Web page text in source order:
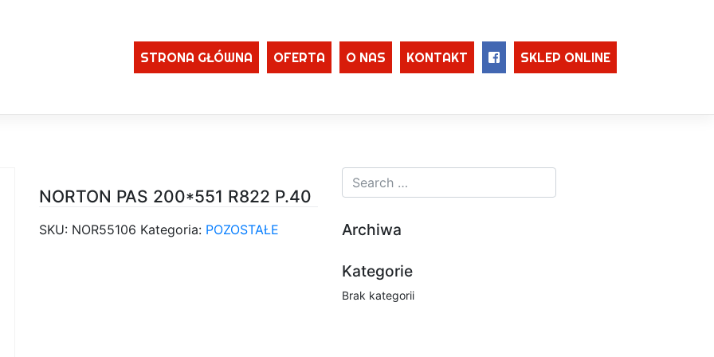
STRONA GŁÓWNA OFERTA O NAS KONTAKT SKLEP ONLINE
NORTON PAS 200*551 R822 P.40
SKU: NOR55106 Kategoria: POZOSTAŁE Archiwa
Kategorie
Brak kategorii